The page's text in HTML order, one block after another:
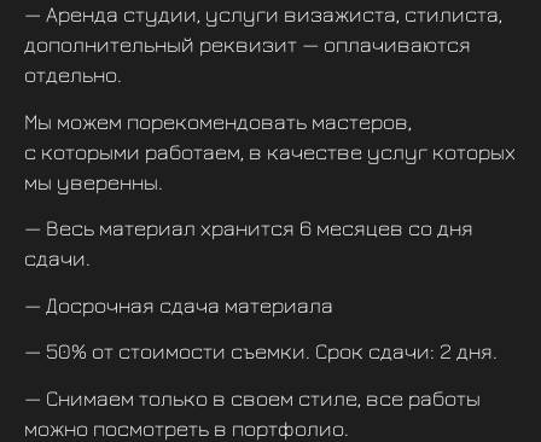
— Аренда студии, услуги визажиста, стилиста,
дополнительный реквизит — оплачиваются
отдельно.
Мы можем порекомендовать мастеров,
с которыми работаем, в качестве услуг которых
мы уверенны.
— Весь материал хранится 6 месяцев со дня
сдачи.
— Досрочная сдача материала
— 50% от стоимости съемки. Срок сдачи: 2 дня.
— Снимаем только в своем стиле, все работы
можно посмотреть в портфолио.